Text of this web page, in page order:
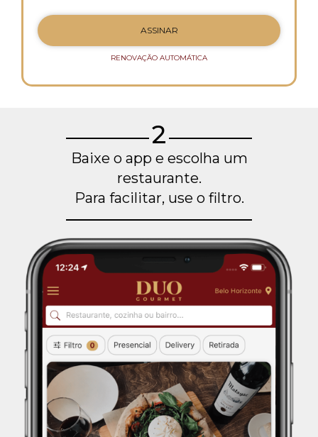
ASSINAR
RENOVAÇÃO AUTOMÁTICA
2
Baixe o app e escolha um
restaurante.
Para facilitar, use o filtro.